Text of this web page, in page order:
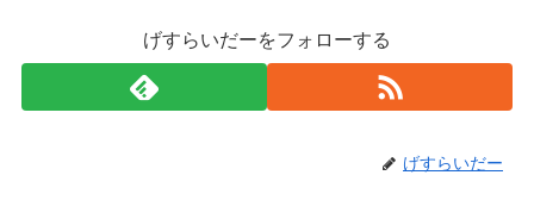
げすらいだーをフォローする
げすらいだー